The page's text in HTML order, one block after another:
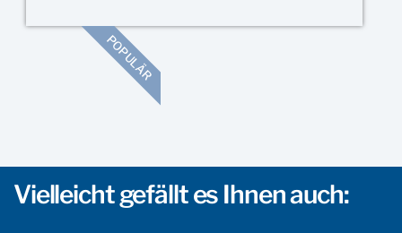
POPULÄR
Vielleicht gefällt es Ihnen auch: